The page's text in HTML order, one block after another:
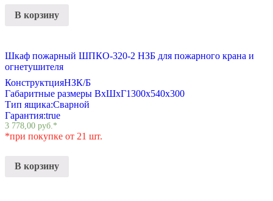
В корзину
Шкаф пожарный ШПКО-320-2 НЗБ для пожарного крана и
огнетушителя
КонструктцияНЗК/Б
Габаритные размеры ВхШхГ1300х540х300
Тип ящика:Сварной
Гарантия:true
3 778,00 руб. *
*при покупке от 21 шт.
В корзину